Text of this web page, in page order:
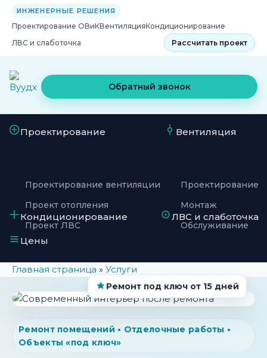
ИНЖЕНЕРНЫЕ РЕШЕНИЯ
Проектирование ОВиКВентиляцияКондиционирование
ЛВС и слаботочка
Рассчитать проект
Обратный звонок
Проектирование
Проектирование вентиляции
Проект отопления
Проект ЛВС
Вентиляция
Проектирование
Монтаж
Обслуживание
Кондиционирование ЛВС и слаботочка
Цены
Главная страница » Услуги
Ремонт помещений • Отделочные работы •
Объекты «под ключ»
Ремонт под ключ от 15 дней